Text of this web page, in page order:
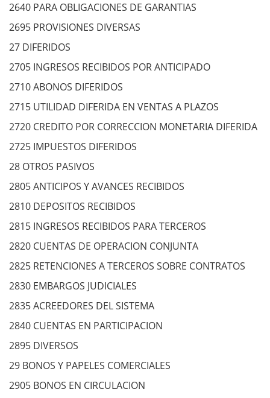
2640 PARA OBLIGACIONES DE GARANTIAS
2695 PROVISIONES DIVERSAS
27 DIFERIDOS
2705 INGRESOS RECIBIDOS POR ANTICIPADO
2710 ABONOS DIFERIDOS
2715 UTILIDAD DIFERIDA EN VENTAS A PLAZOS
2720 CREDITO POR CORRECCION MONETARIA DIFERIDA
2725 IMPUESTOS DIFERIDOS
28 OTROS PASIVOS
2805 ANTICIPOS Y AVANCES RECIBIDOS
2810 DEPOSITOS RECIBIDOS
2815 INGRESOS RECIBIDOS PARA TERCEROS
2820 CUENTAS DE OPERACION CONJUNTA
2825 RETENCIONES A TERCEROS SOBRE CONTRATOS
2830 EMBARGOS JUDICIALES
2835 ACREEDORES DEL SISTEMA
2840 CUENTAS EN PARTICIPACION
2895 DIVERSOS
29 BONOS Y PAPELES COMERCIALES
2905 BONOS EN CIRCULACION